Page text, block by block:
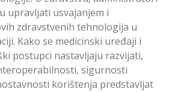
upravljati usvajanjem i
zdravstvenih tehnologija u
Kako se medicinski uređaji i
postupci nastavljaju razvijati,
sigurnosti
korištenja predstavljat